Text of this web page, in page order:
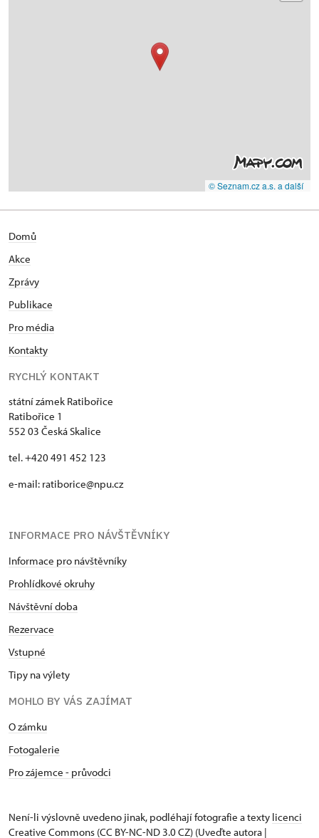
© Seznam.cz a.s. a další
Domů
Akce
Zprávy
Publikace
Pro média
Kontakty
RYCHLÝ KONTAKT
státní zámek Ratibořice
Ratibořice 1
552 03 Česká Skalice
tel. +420 491 452 123
e-mail: ratiborice@npu.cz
INFORMACE PRO NÁVŠTĚVNÍKY
Informace pro návštěvníky
Prohlídkové okruhy
Návštěvní doba
Rezervace
Vstupné
Tipy na výlety
MOHLO BY VÁS ZAJÍMAT
O zámku
Fotogalerie
Pro zájemce - průvodci
Není-li výslovně uvedeno jinak, podléhají fotografie a texty licenci
Creative Commons (CC BY-NC-ND 3.0 CZ) (Uveďte autora |